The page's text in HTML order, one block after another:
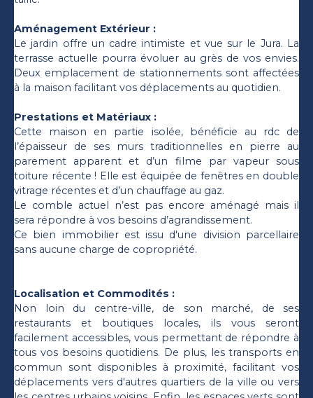
Aménagement Extérieur :
Le jardin offre un cadre intimiste et vue sur le Jura. La
terrasse actuelle pourra évoluer au grès de vos envies.
Deux emplacement de stationnements sont affectées
à la maison facilitant vos déplacements au quotidien.
Prestations et Matériaux :
Cette maison en partie isolée, bénéficie au rdc de
l’épaisseur de ses murs traditionnelles en pierre au
parement apparent et d’un filme par vapeur sous
toiture récente ! Elle est équipée de fenêtres en double
vitrage récentes et d’un chauffage au gaz.
Le comble actuel n’est pas encore aménagé mais il
sera répondre à vos besoins d’agrandissement.
Ce bien immobilier est issu d'une division parcellaire
sans aucune charge de copropriété.
Localisation et Commodités :
Non loin du centre-ville, de son marché, de ses
restaurants et boutiques locales, ils vous seront
facilement accessibles, vous permettant de répondre à
tous vos besoins quotidiens. De plus, les transports en
commun sont disponibles à proximité, facilitant vos
déplacements vers d'autres quartiers de la ville ou vers